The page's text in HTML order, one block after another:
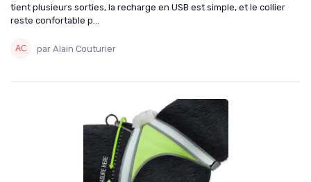
tient plusieurs sorties, la recharge en USB est simple, et le collier
reste confortable p...
par Alain Couturier